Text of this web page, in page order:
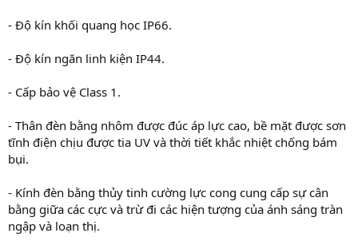
- Độ kín khối quang học IP66.
- Độ kín ngăn linh kiện IP44.
- Cấp bảo vệ Class 1.
- Thân đèn bằng nhôm được đúc áp lực cao, bề mặt được sơn
tĩnh điện chịu được tia UV và thời tiết khắc nhiệt chống bám
bụi.
- Kính đèn bằng thủy tinh cường lực cong cung cấp sự cân
bằng giữa các cực và trừ đi các hiện tượng của ánh sáng tràn
ngập và loạn thị.